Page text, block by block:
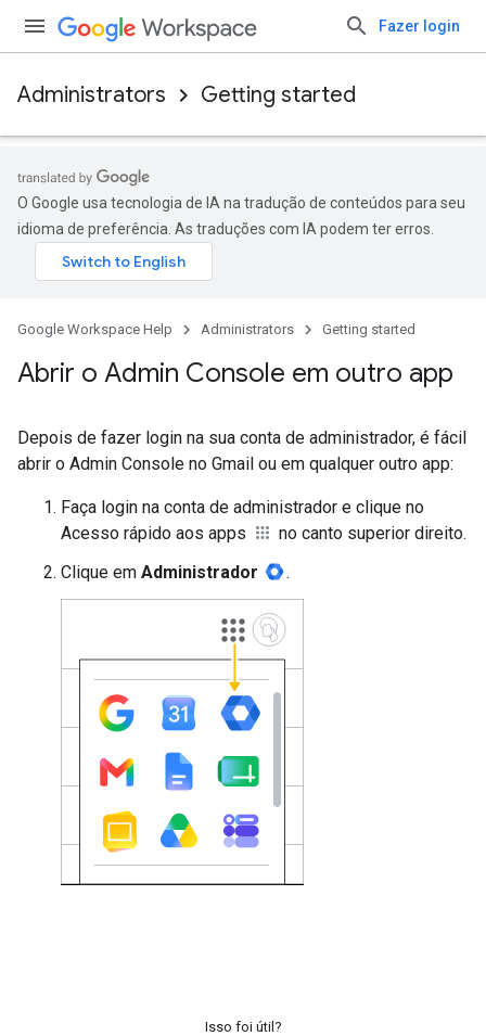
Fazer login
Administrators Getting started
O Google usa tecnologia de IA na tradução de conteúdos para seu
idioma de preferência. As traduções com IA podem ter erros.
Google Workspace Help Administrators Getting started
Abrir o Admin Console em outro app
Depois de fazer login na sua conta de administrador, é fácil
abrir o Admin Console no Gmail ou em qualquer outro app:
Faça login na conta de administrador e clique no
Acesso rápido aos apps
no canto superior direito.
Clique em Administrador .
Isso foi útil?